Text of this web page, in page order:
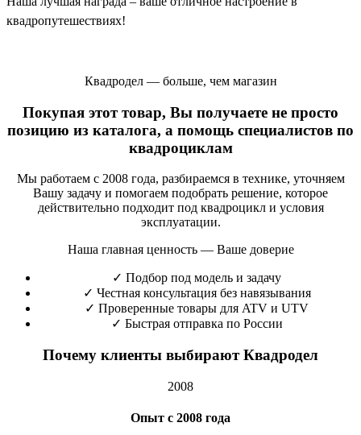
квадропутешествиях!
Квадродел — больше, чем магазин
Покупая этот товар, Вы получаете не просто
позицию из каталога, а помощь специалистов по
квадроциклам
Мы работаем с 2008 года, разбираемся в технике, уточняем
Вашу задачу и помогаем подобрать решение, которое
действительно подходит под квадроцикл и условия
эксплуатации.
Наша главная ценность — Ваше доверие
✓ Подбор под модель и задачу
✓ Честная консультация без навязывания
✓ Проверенные товары для ATV и UTV
✓ Быстрая отправка по России
Почему клиенты выбирают Квадродел
2008
Опыт с 2008 года